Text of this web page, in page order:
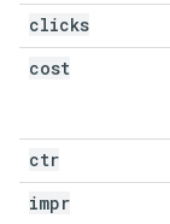
clicks
cost
ctr
impr